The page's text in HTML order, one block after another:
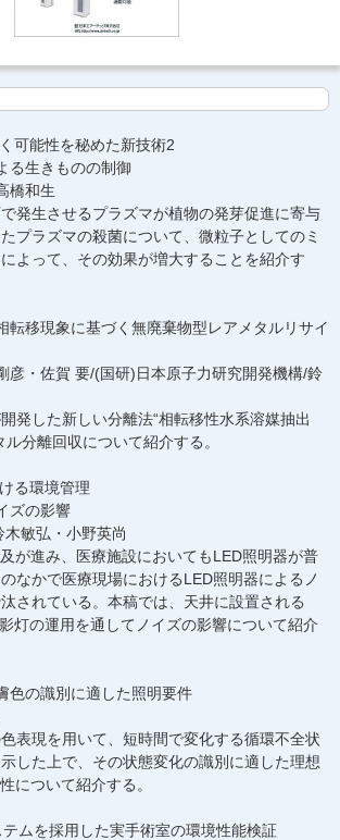
可能性を秘めた新技術2
る生きものの制御
橋和生
発生させるプラズマが植物の発芽促進に寄与
プラズマの殺菌について、微粒子としてのミ
よって、その効果が増大することを紹介す
転移現象に基づく無廃棄物型レアメタルリサイ
彦・佐賀 要/(国研)日本原子力研究開発機構/鈴
発した新しい分離法“相転移性水系溶媒抽出
分離回収について紹介する。
る環境管理
ズの影響
敏弘・小野英尚
が進み、医療施設においてもLED照明器が普
なかで医療現場におけるLED照明器によるノ
されている。本稿では、天井に設置される
灯の運用を通してノイズの影響について紹介
色の識別に適した照明要件
表現を用いて、短時間で変化する循環不全状
した上で、その状態変化の識別に適した理想
について紹介する。
ムを採用した実手術室の環境性能検証